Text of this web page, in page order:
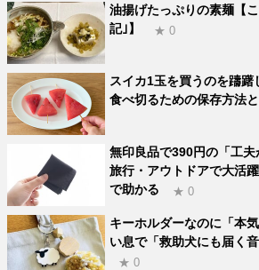
油揚げたっぷりの素麺【
記｣】
★ 0
スイカ1玉を買うのを躊躇
食べ切るための保存方法
無印良品で390円の「工
旅行・アウトドアで大活
で助かる
★ 0
キーホルダーなのに「本
い息で「救助犬にも届く
★ 0